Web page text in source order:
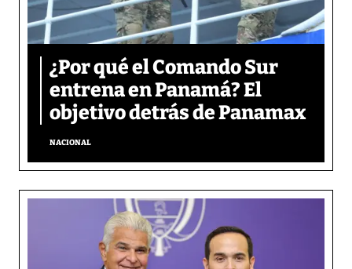
¿Por qué el Comando Sur
entrena en Panamá? El
objetivo detrás de Panamax
NACIONAL